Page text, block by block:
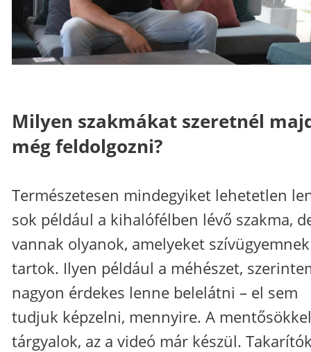
Milyen szakmákat szeretnél
még feldolgozni?
Természetesen mindegyiket lehetetlen
sok például a kihalófélben lévő szakma,
vannak olyanok, amelyeket szívügyemnek
tartok. Ilyen például a méhészet,
nagyon érdekes lenne belelátni – el sem
tudjuk képzelni, mennyire. A
tárgyalok, az a videó már készül.